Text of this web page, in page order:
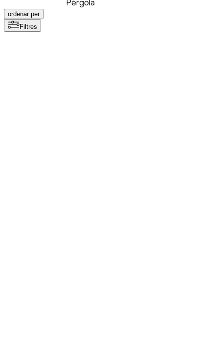
Pèrgola
ordenar per
Filtres